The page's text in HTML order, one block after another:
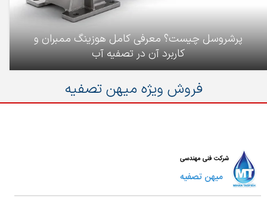
پرشروسل چیست؟ معرفی کامل هوزینگ ممبران و
کاربرد آن در تصفیه آب
فروش ویژه میهن تصفیه